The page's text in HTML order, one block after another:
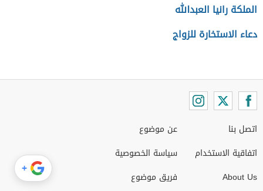
الملكة رانيا العبدالله
دعاء الاستخارة للزواج
اتصل بنا
اتفاقية الاستخدام
About Us
عن موضوع
سياسة الخصوصية
فريق موضوع
+